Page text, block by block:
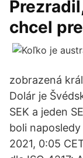
chcel
zobrazená
Dolár je
SEK a jeden
boli
2021, 0:05